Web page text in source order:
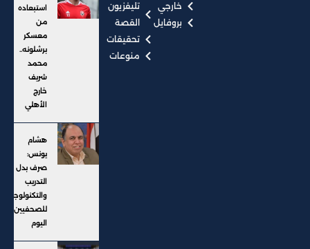
خارجي
بروفايل
تليفزيون
القصة
تحقيقات
منوعات
استبعاده
من
معسكر
برشلونه..
محمد
شريف
خارج
الأهلي
هشام
يونس:
صرف بدل
التدريب
والتكنولوجيا
للصحفيين
اليوم